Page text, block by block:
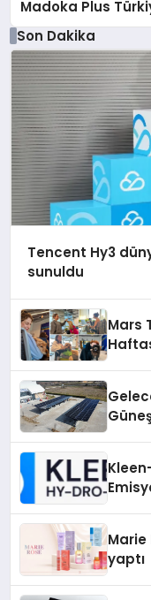
Madoka Plus
Son Dakika
Tencent Hy3
sunuldu
Mars
yaptı